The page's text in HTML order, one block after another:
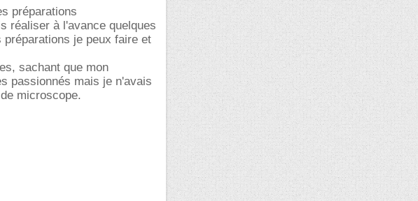
préparations
réaliser à l'avance quelques
je peux faire et
sachant que mon
passionnés mais je n'avais
microscope.